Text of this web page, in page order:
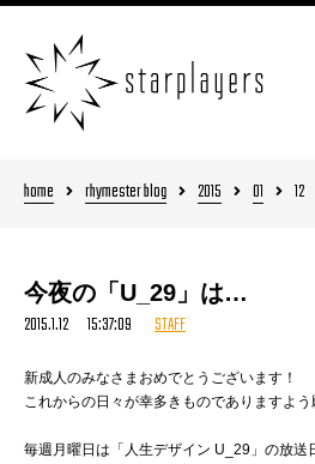
home rhymester blog 2015 01 12
今夜の「U_29」は…
2015.1.12 15:37:09 STAFF
新成人のみなさまおめでとうございます！
これからの日々が幸多きものでありますよ
毎週月曜日は「人生デザイン U_29」の放送